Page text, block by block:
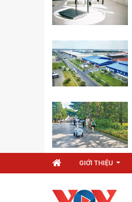
GIỚI THIỆU